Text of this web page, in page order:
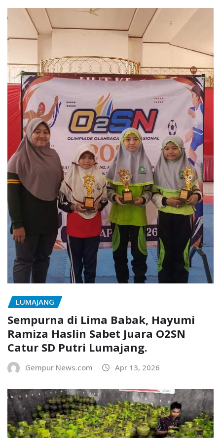
LUMAJANG
Sempurna di Lima Babak, Hayumi
Ramiza Haslin Sabet Juara O2SN
Catur SD Putri Lumajang.
Gempur News.com Apr 13, 2026